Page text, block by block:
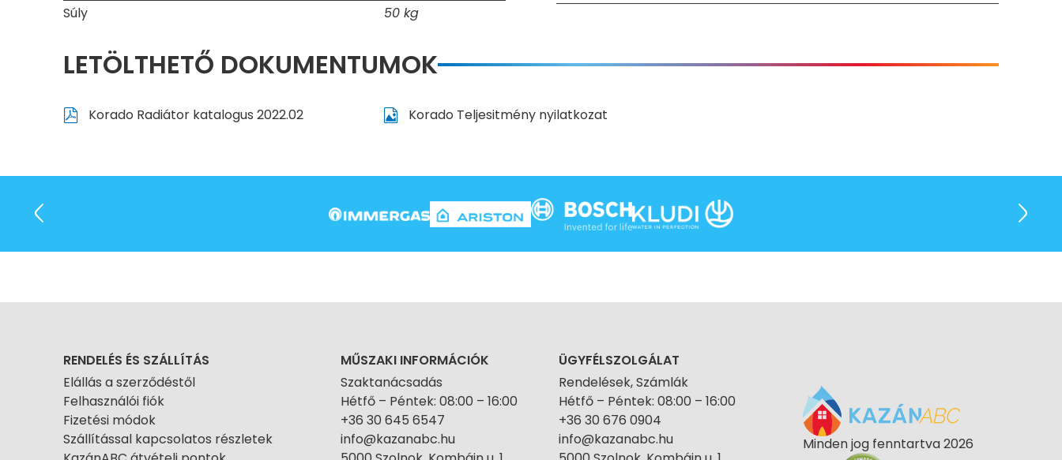
Súly
50 kg
LETÖLTHETŐ DOKUMENTUMOK
Korado Radiátor katalogus 2022.02 Korado Teljesitmény nyilatkozat
RENDELÉS ÉS SZÁLLÍTÁS
Elállás a szerződéstől
Felhasználói fiók
Fizetési módok
Szállítással kapcsolatos részletek
MŰSZAKI INFORMÁCIÓK
Szaktanácsadás
Hétfő – Péntek: 08:00 – 16:00
+36 30 645 6547
info@kazanabc.hu
ÜGYFÉLSZOLGÁLAT
Rendelések, Számlák
Hétfő – Péntek: 08:00 – 16:00
+36 30 676 0904
info@kazanabc.hu
Minden jog fenntartva 2026